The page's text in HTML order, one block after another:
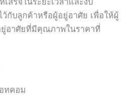
กับลูกค้าหรือผู้อยู่อาศัย เพื่อให้ผู้
อาศัยที่มีคุณภาพในราคาที่
ทคอม